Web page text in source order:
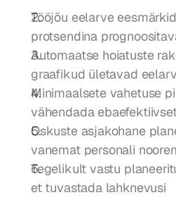
Tööjõu eelarve
protsendina
Automaatse hoiatuste
graafikud ületavad
Minimaalsete vahetuse
vähendada
Oskuste asjakohane
vanemat personali
Tegelikult vastu
et tuvastada lahknevusi